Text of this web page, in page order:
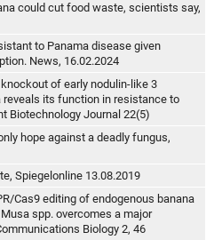
could cut food waste, scientists say,
to Panama disease given
News, 16.02.2024
of early nodulin-like 3
reveals its function in resistance to
Biotechnology Journal 22(5)
hope against a deadly fungus,
Spiegelonline 13.08.2019
Cas9 editing of endogenous banana
spp. overcomes a major
Biology 2, 46